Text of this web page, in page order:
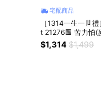
宅配商品
［1314一生一世
t 21276🟩 苦力怕(
$1,314 $1,499